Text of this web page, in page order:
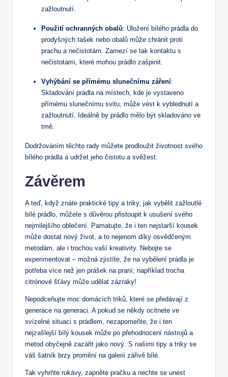
zažloutnutí.
Použití ochranných obalů: Uložení bílého prádla do
prodyšných tašek nebo obalů může chránit proti
prachu a nečistotám. Zamezí se tak kontaktu s
nečistotami, které mohou prádlo zašpinit.
Vyhýbání se přímému slunečnímu záření:
Skladování prádla na místech, kde je vystaveno
přímému slunečnímu svitu, může vést k vyblednutí a
zažloutnutí. Ideálně by prádlo mělo být skladováno ve
tmě.
Dodržováním těchto rady můžete prodloužit životnost svého
bílého prádla a udržet jeho čistotu a svěžest.
Závěrem
A teď, když znáte praktické tipy a triky, jak vybělit zažloutlé
bílé prádlo, můžete s důvěrou přistoupit k usušení svého
nejmilejšího oblečení. Pamatujte, že i ten nejstarší kousek
může dostat nový život, a to nejenom díky osvědčeným
metodám, ale i trochou vaší kreativity. Nebojte se
experimentovat – možná zjistíte, že na vybělení prádla je
potřeba více než jen prášek na praní; například trocha
citrónové šťávy může udělat zázraky!
Nepodceňujte moc domácích triků, které se předávají z
generace na generaci. A pokud se někdy ocitnete ve
svízelné situaci s prádlem, nezapomeňte, že i ten
nejzašlejší bílý kousek může po přehodnocení nástrojů a
metod obyčejně zazářit jako nový. S našimi tipy a triky se
váš šatník brzy promění na galerii zářivě bílé.
Tak vyhrňte rukávy, zapněte pračku a nechte se unést